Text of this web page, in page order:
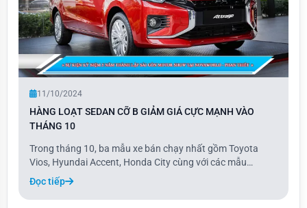
11/10/2024
HÀNG LOẠT SEDAN CỠ B GIẢM GIÁ CỰC MẠNH VÀO
THÁNG 10
Trong tháng 10, ba mẫu xe bán chạy nhất gồm Toyota
Vios, Hyundai Accent, Honda City cùng với các mẫu
Nissan Almera, Mitsubishi Attrage, Kia Soluto đều được
giảm giá hàng chục triệu đồng.
Đọc tiếp